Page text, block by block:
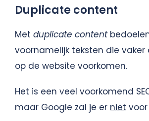
Duplicate content
Met duplicate content
voornamelijk teksten die vaker
op de website voorkomen.
Het is een veel voorkomend
maar Google zal je er niet